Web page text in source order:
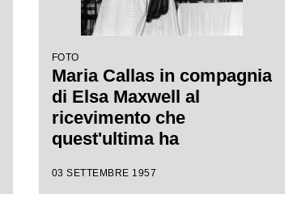
FOTO
Maria Callas in compagnia
di Elsa Maxwell al
ricevimento che
quest'ultima ha
03 SETTEMBRE 1957